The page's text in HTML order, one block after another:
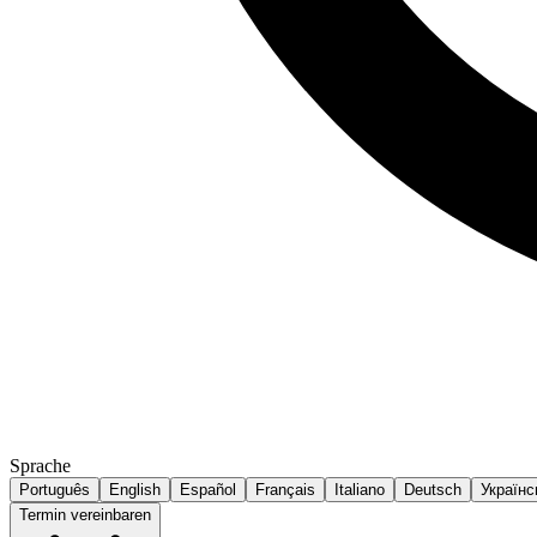
Sprache
Português English Español Français Italiano Deutsch
Termin vereinbaren